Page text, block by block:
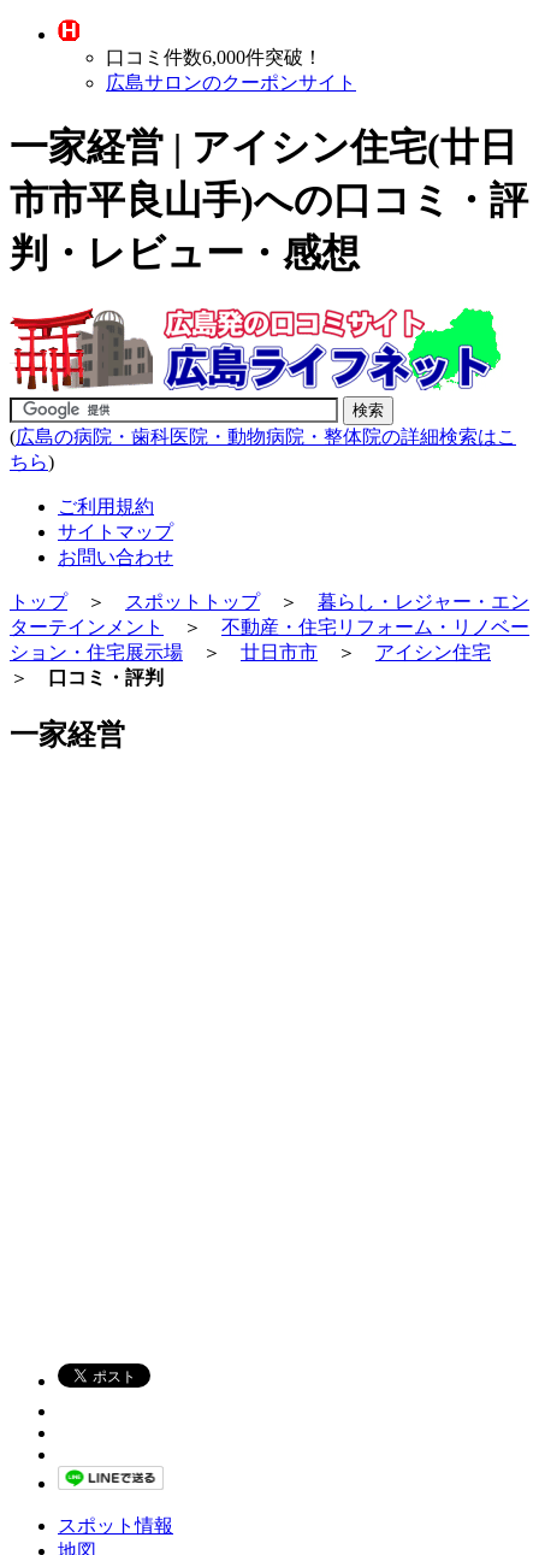
口コミ件数6,000件突破！
広島サロンのクーポンサイト
一家経営 | アイシン住宅(廿日
市市平良山手)への口コミ・評
判・レビュー・感想
(広島の病院・歯科医院・動物病院・整体院の詳細検索はこ
ちら)
ご利用規約
サイトマップ
お問い合わせ
トップ＞ スポットトップ＞ 暮らし・レジャー・エン
ターテインメント
＞ 不動産・住宅リフォーム・リノベー
ション・住宅展示場 ＞ 廿日市市 ＞ アイシン住宅
＞
口コミ・評判
一家経営
スポット情報
地図